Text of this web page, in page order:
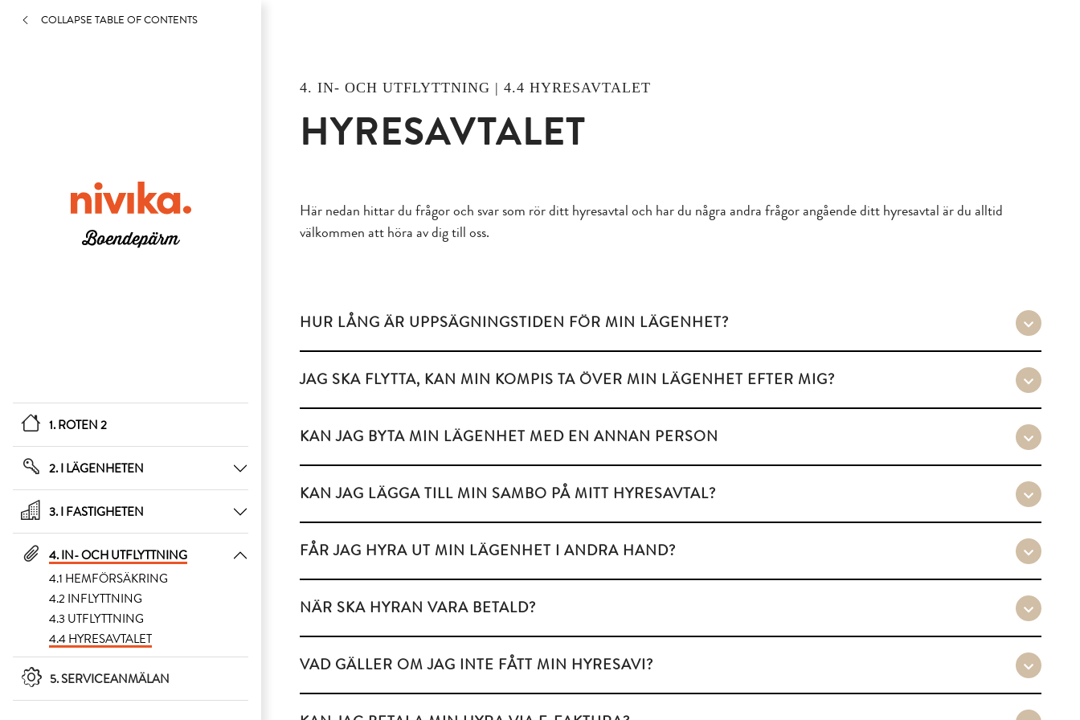
COLLAPSE TABLE OF CONTENTS
1. ROTEN 2
2. I LÄGENHETEN
3. I FASTIGHETEN
4. IN- OCH UTFLYTTNING
4.1 HEMFÖRSÄKRING
4.2 INFLYTTNING
4.3 UTFLYTTNING
4.4 HYRESAVTALET
5. SERVICEANMÄLAN
4. IN- OCH UTFLYTTNING | 4.4 HYRESAVTALET
HYRESAVTALET
Här nedan hittar du frågor och svar som rör ditt hyresavtal och har du några andra frågor angående ditt hyresavtal är du alltid
välkommen att höra av dig till oss.
HUR LÅNG ÄR UPPSÄGNINGSTIDEN FÖR MIN LÄGENHET?
JAG SKA FLYTTA, KAN MIN KOMPIS TA ÖVER MIN LÄGENHET EFTER MIG?
KAN JAG BYTA MIN LÄGENHET MED EN ANNAN PERSON
KAN JAG LÄGGA TILL MIN SAMBO PÅ MITT HYRESAVTAL?
FÅR JAG HYRA UT MIN LÄGENHET I ANDRA HAND?
NÄR SKA HYRAN VARA BETALD?
VAD GÄLLER OM JAG INTE FÅTT MIN HYRESAVI?